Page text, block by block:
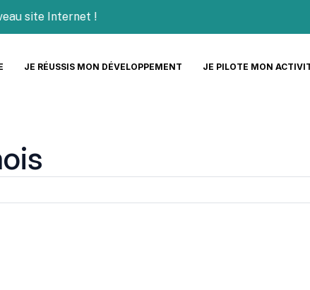
site Internet !
JE RÉUSSIS MON DÉVELOPPEMENT JE PILOTE MON